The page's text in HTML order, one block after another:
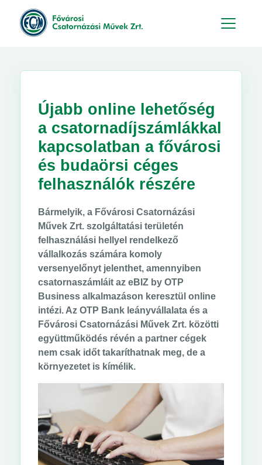
Újabb online lehetőség
a csatornadíjszámlákkal
kapcsolatban a fővárosi
és budaörsi céges
felhasználók részére
Bármelyik, a Fővárosi Csatornázási
Művek Zrt. szolgáltatási területén
felhasználási hellyel rendelkező
vállalkozás számára komoly
versenyelőnyt jelenthet, amennyiben
csatornaszámláit az eBIZ by OTP
Business alkalmazáson keresztül online
intézi. Az OTP Bank leányvállalata és a
Fővárosi Csatornázási Művek Zrt. közötti
együttműködés révén a partner cégek
nem csak időt takaríthatnak meg, de a
környezetet is kímélik.